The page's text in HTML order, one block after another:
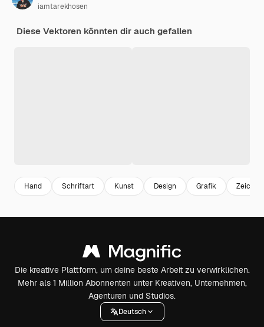
iamtarekhosen
Diese Vektoren könnten dir auch gefallen
Hand Schriftart Kunst Design Grafik
Die kreative Plattform, um deine beste Arbeit zu verwirklichen.
Mehr als 1 Million Abonnenten unter Kreativen, Unternehmen,
Agenturen und Studios.
Deutsch